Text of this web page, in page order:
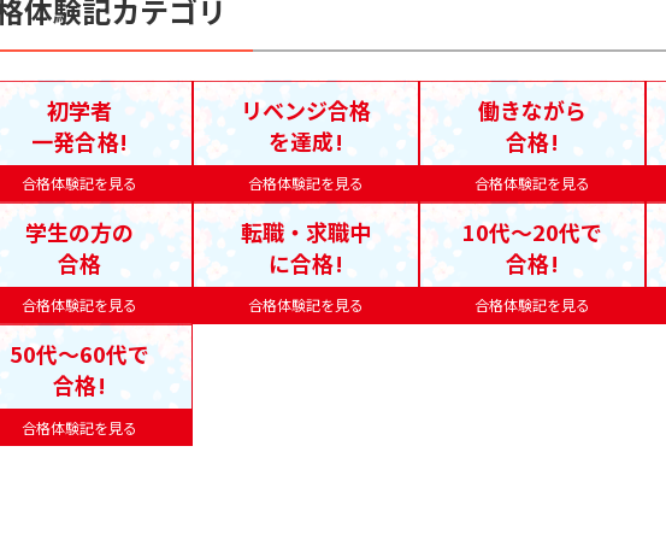
体験記カテゴリ
合格体験記を見る
初学者
一発合格!
合格体験記を見る
リベンジ合格
を達成!
合格体験記を見る
働きながら
合格!
合格体験記を見る
学生の方の
合格
合格体験記を見る
転職・求職中
に合格!
合格体験記を見る
10代〜20代で
合格!
合格体験記を見る
50代〜60代で
合格!